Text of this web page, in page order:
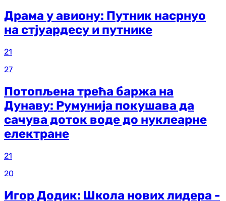
Драма у авиону: Путник насрнуо
на стјуардесу и путнике
21
27
Потопљена трећа баржа на
Дунаву: Румунија покушава да
сачува доток воде до нуклеарне
електране
21
20
Игор Додик: Школа нових лидера -